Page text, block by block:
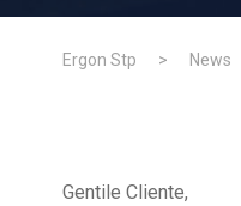
Ergon Stp > News
Gentile Cliente,